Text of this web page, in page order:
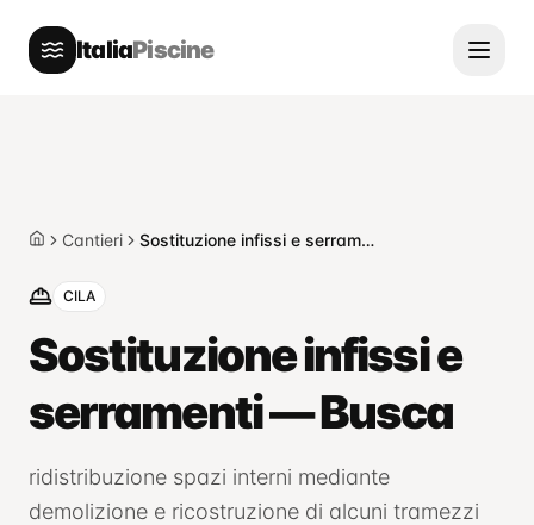
ItaliaPiscine
HomeCantieri Sostituzione infissi e serramenti — Busca
CILA
Sostituzione infissi e
serramenti — Busca
ridistribuzione spazi interni mediante
demolizione e ricostruzione di alcuni tramezzi